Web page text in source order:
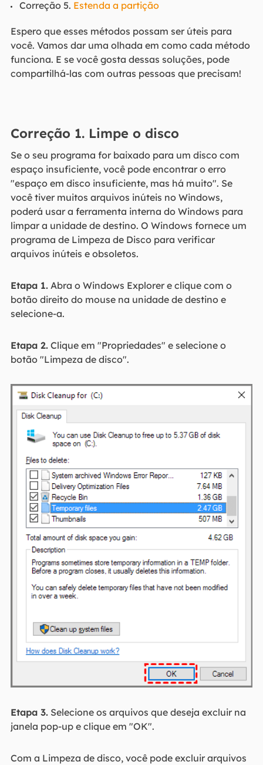
Correção 5. Estenda a partição
Espero que esses métodos possam ser úteis para
você. Vamos dar uma olhada em como cada método
funciona. E se você gosta dessas soluções, pode
compartilhá-las com outras pessoas que precisam!
Correção 1. Limpe o disco
Se o seu programa for baixado para um disco com
espaço insuficiente, você pode encontrar o erro
"espaço em disco insuficiente, mas há muito". Se
você tiver muitos arquivos inúteis no Windows,
poderá usar a ferramenta interna do Windows para
limpar a unidade de destino. O Windows fornece um
programa de Limpeza de Disco para verificar
arquivos inúteis e obsoletos.
Etapa 1.Abra o Windows Explorer e clique com o
botão direito do mouse na unidade de destino e
selecione-a.
Etapa 2.Clique em "Propriedades" e selecione o
botão "Limpeza de disco".
Etapa 3.Selecione os arquivos que deseja excluir na
janela pop-up e clique em "OK".
Com a Limpeza de disco, você pode excluir arquivos